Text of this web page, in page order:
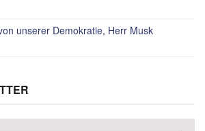
unserer Demokratie, Herr Musk